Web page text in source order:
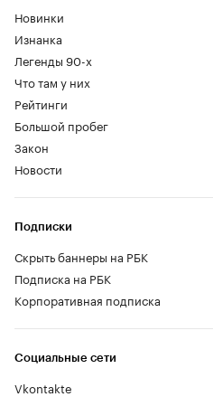
Новинки
Изнанка
Легенды 90-х
Что там у них
Рейтинги
Большой пробег
Закон
Новости
Социальные сети
Vkontakte
Подписки
Скрыть баннеры на РБК
Подписка на РБК
Корпоративная подписка